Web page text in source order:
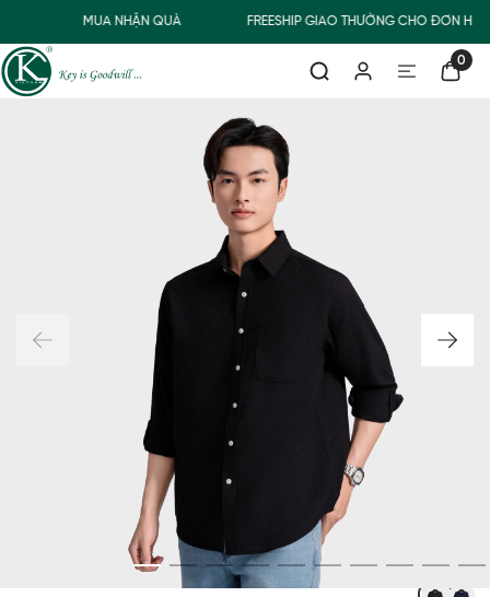
MUA NHẬN QUÀ FREESHIP GIAO THƯỜNG CHO ĐƠN
0